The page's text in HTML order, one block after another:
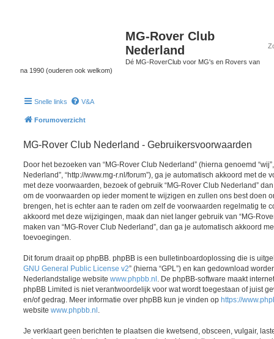
MG-Rover Club
Nederland
Dé MG-RoverClub voor MG's en Rovers van
na 1990 (ouderen ook welkom)
Snelle links V&A
Forumoverzicht
MG-Rover Club Nederland - Gebruikersvoorwaarden
Door het bezoeken van “MG-Rover Club Nederland” (hierna genoemd “wij”,
Nederland”, “http://www.mg-r.nl/forum”), ga je automatisch akkoord met de
met deze voorwaarden, bezoek of gebruik “MG-Rover Club Nederland”
om de voorwaarden op ieder moment te wijzigen en zullen ons best doen
brengen, het is echter aan te raden om zelf de voorwaarden regelmatig te
akkoord met deze wijzigingen, maak dan niet langer gebruik van “MG-
maken van “MG-Rover Club Nederland”, dan ga je automatisch akkoord
toevoegingen.
Dit forum draait op phpBB. phpBB is een bulletinboardoplossing die is
GNU General Public License v2” (hierna “GPL”) en kan gedownload
Nederlandstalige website www.phpbb.nl . De phpBB-software maakt
phpBB Limited is niet verantwoordelijk voor wat wordt toegestaan of juist
en/of gedrag. Meer informatie over phpBB kun je vinden op https://
website www.phpbb.nl
Je verklaart geen berichten te plaatsen die kwetsend, obsceen, vulgair,